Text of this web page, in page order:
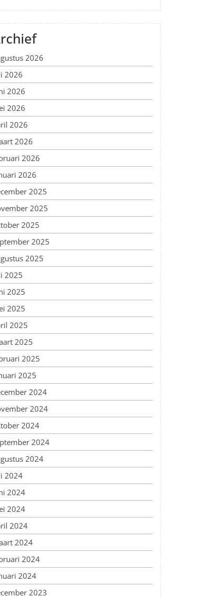
2026
2026
2026
2026
2026
2026
2026
2026
2025
2025
2025
2025
2025
2025
2025
2025
2025
2025
2025
2025
2024
2024
2024
2024
2024
2024
2024
2024
2024
2024
2024
2024
2023